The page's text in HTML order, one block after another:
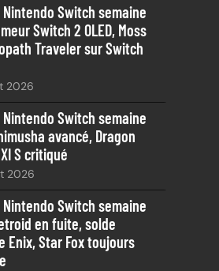
Nintendo Switch semaine
Switch 2 OLED, Moss
Traveler sur Switch
2026
Nintendo Switch semaine
avancé, Dragon
S critiqué
2026
Nintendo Switch semaine
en fuite, solde
Enix, Star Fox toujours